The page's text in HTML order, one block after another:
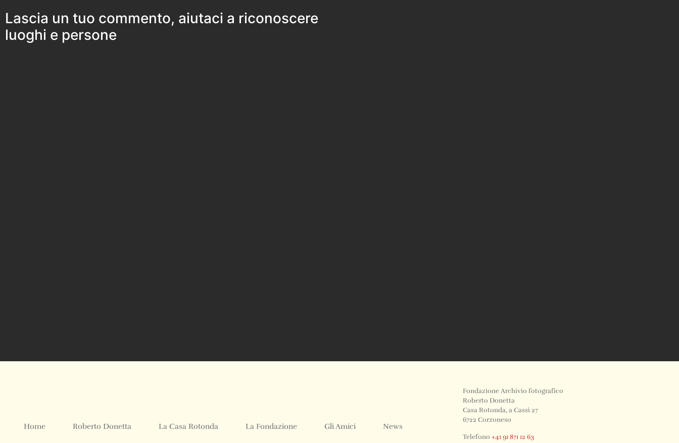
Lascia un tuo commento, aiutaci a riconoscere
luoghi e persone
Home Roberto Donetta La Casa Rotonda La Fondazione Gli Amici News
Fondazione Archivio fotografico
Roberto Donetta
Casa Rotonda, a Cassì 27
6722 Corzoneso
Telefono +41 91 871 12 63